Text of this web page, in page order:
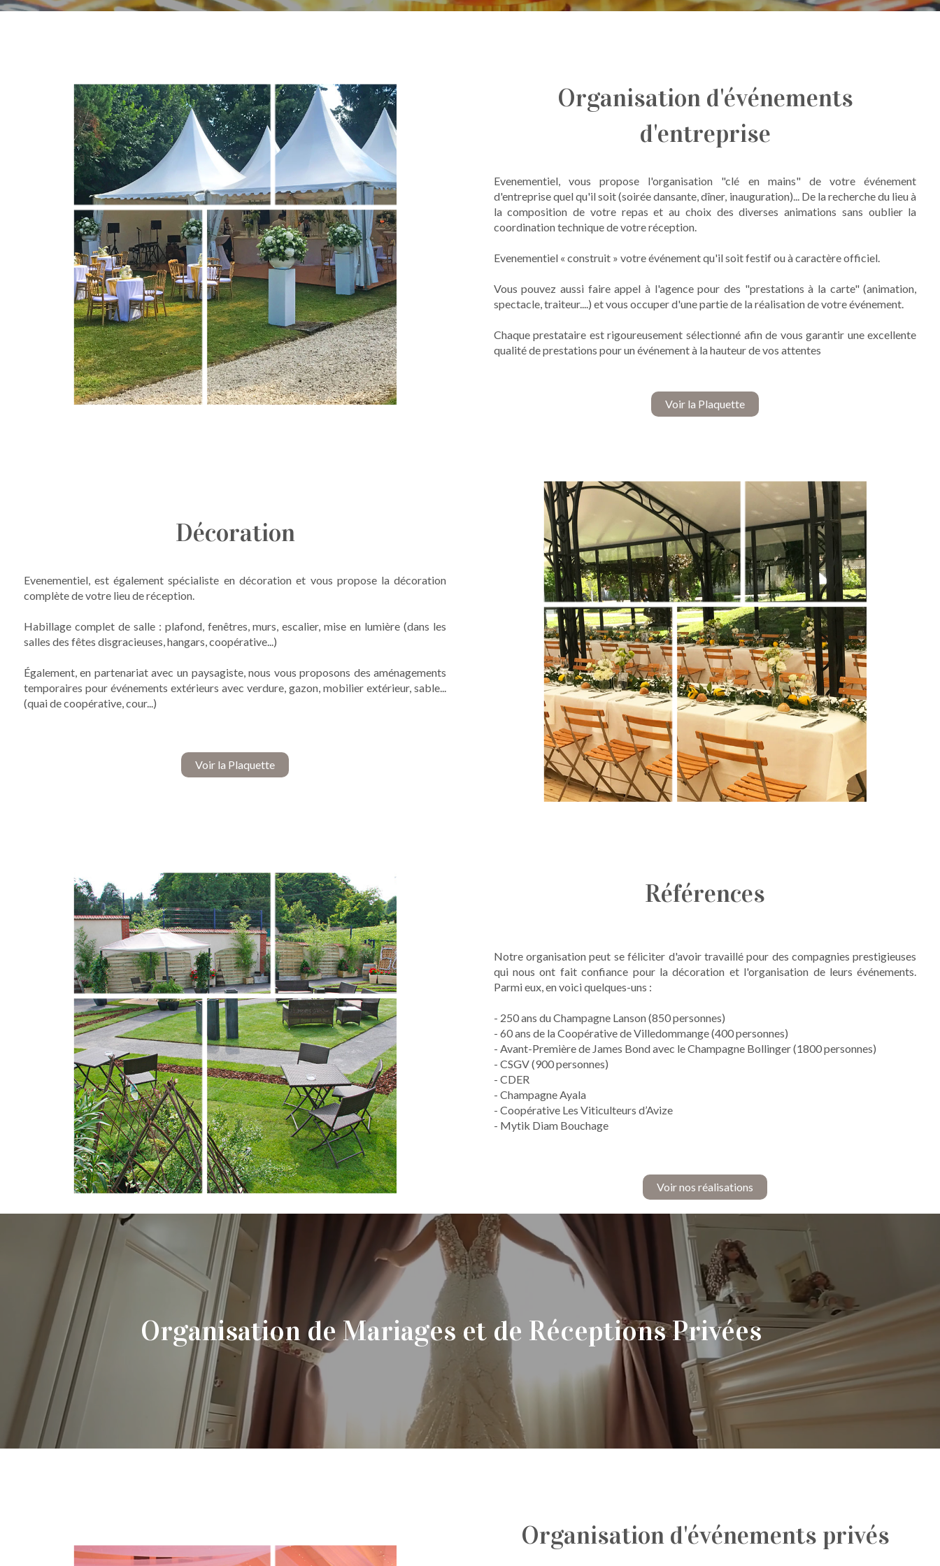
Organisation d'événements
d'entreprise
Evenementiel, vous propose l'organisation "clé en mains" de votre événement
d'entreprise quel qu'il soit (soirée dansante, dîner, inauguration)... De la recherche du lieu à
la composition de votre repas et au choix des diverses animations sans oublier la
coordination technique de votre réception.
Evenementiel « construit » votre événement qu'il soit festif ou à caractère officiel.
Vous pouvez aussi faire appel à l'agence pour des "prestations à la carte" (animation,
spectacle, traiteur....) et vous occuper d'une partie de la réalisation de votre événement.
Chaque prestataire est rigoureusement sélectionné afin de vous garantir une excellente
qualité de prestations pour un événement à la hauteur de vos attentes
Voir la Plaquette
Décoration
Evenementiel, est également spécialiste en décoration et vous propose la décoration
complète de votre lieu de réception.
Habillage complet de salle : plafond, fenêtres, murs, escalier, mise en lumière (dans les
salles des fêtes disgracieuses, hangars, coopérative...)
Également, en partenariat avec un paysagiste, nous vous proposons des aménagements
temporaires pour événements extérieurs avec verdure, gazon, mobilier extérieur, sable...
(quai de coopérative, cour...)
Voir la Plaquette
Références
Notre organisation peut se féliciter d'avoir travaillé pour des compagnies prestigieuses
qui nous ont fait confiance pour la décoration et l'organisation de leurs événements.
Parmi eux, en voici quelques-uns :
- 250 ans du Champagne Lanson (850 personnes)
- 60 ans de la Coopérative de Villedommange (400 personnes)
- Avant-Première de James Bond avec le Champagne Bollinger (1800 personnes)
- CSGV (900 personnes)
- CDER
- Champagne Ayala
- Coopérative Les Viticulteurs d’Avize
- Mytik Diam Bouchage
Voir nos réalisations
Organisation de Mariages et de Réceptions Privées
Organisation d'événements privés